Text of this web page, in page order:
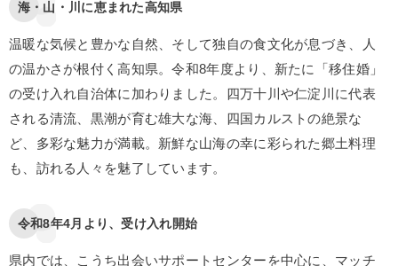
海・山・川に恵まれた高知県
温暖な気候と豊かな自然、そして独自の食文化が息づき、人
の温かさが根付く高知県。令和8年度より、新たに「移住婚」
の受け入れ自治体に加わりました。四万十川や仁淀川に代表
される清流、黒潮が育む雄大な海、四国カルストの絶景な
ど、多彩な魅力が満載。新鮮な山海の幸に彩られた郷土料理
も、訪れる人々を魅了しています。
令和8年4月より、受け入れ開始
県内では、こうち出会いサポートセンターを中心に、マッチ